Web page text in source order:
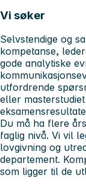
Vi søker
Selvstendige og
kompetanse,
gode analytiske
utfordrende
eller
Du må ha flere
faglig nivå. Vi vil
lovgivning og
departement.
som ligger til de